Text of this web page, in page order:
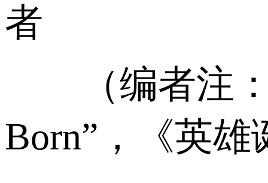
者
（编者注：
Born”，《英雄